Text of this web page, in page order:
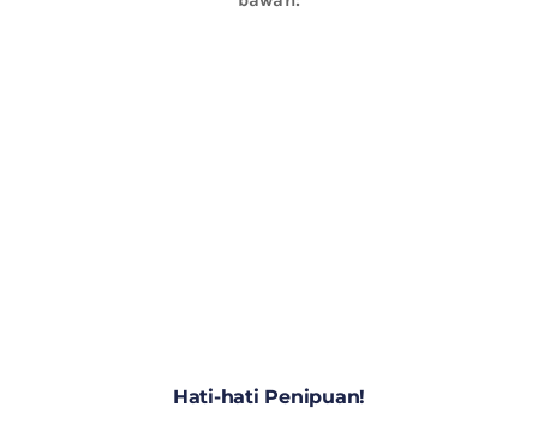
Hati-hati Penipuan!